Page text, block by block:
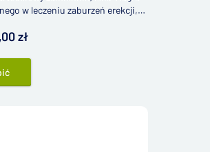
w leczeniu zaburzeń erekcji,
zł